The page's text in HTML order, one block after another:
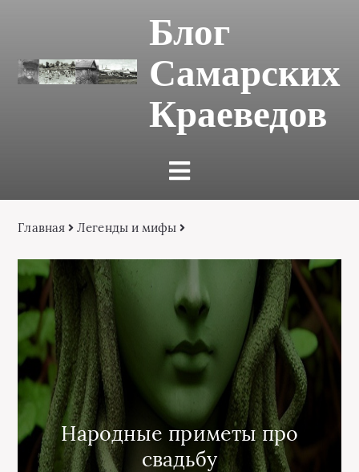
Блог
Самарских
Краеведов
Главная Легенды и мифы
Народные приметы про
свадьбу